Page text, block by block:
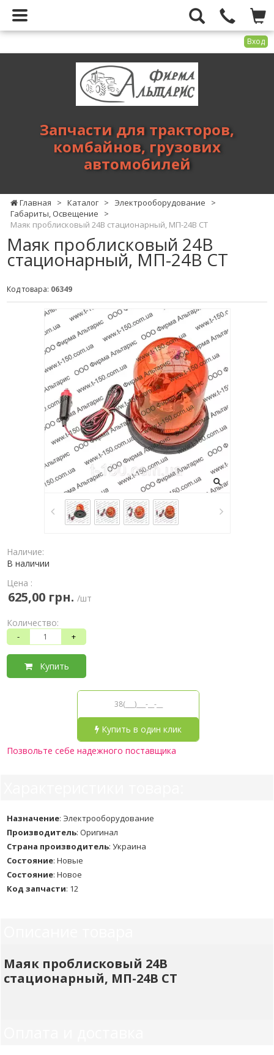
Вход
тракторов,
комбайнов,
Запчасти для тракторов,
комбайнов, грузових
автомобилей
Главная > Каталог > Электрооборудование
>
Габариты, Освещение
>
Маяк проблисковый 24В стационарный, МП-24В СТ
Маяк проблисковый 24В
стационарный, МП-24В СТ
Код товара: 06349
Наличие:
В наличии
Цена :
625,00 грн. /шт
Количество:
- +
Купить
Купить в один клик
Позвольте себе надежного поставщика
Назначение: Электрооборудование
Производитель: Оригинал
Страна производитель: Украина
Состояние: Новые
Состояние: Новое
Код запчасти: 12
Маяк проблисковый 24В
стационарный, МП-24В СТ